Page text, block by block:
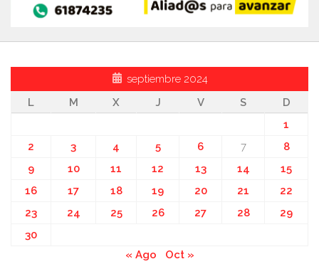
septiembre 2024
L
M X J V S
D
1
2
3 4 5 6 7
8
9
10 11 12 13 14
15
16
17 18 19 20 21
22
23
24 25 26 27 28
29
30
« Ago
Oct »